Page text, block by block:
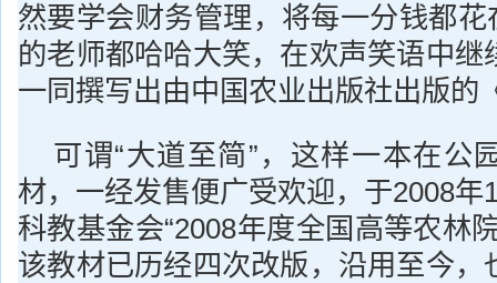
然要学会财务管理，将每一分钱都花
的老师都哈哈大笑，在欢声笑语中继
一同撰写出由中国农业出版社出版的
可谓“大道至简”，这样一本在公
材，一经发售便广受欢迎，于2008年
科教基金会“2008年度全国高等农林
该教材已历经四次改版，沿用至今，